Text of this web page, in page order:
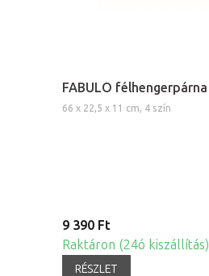
FABULO félhengerpárna
66 x 22,5 x 11 cm, 4 szín
9 390 Ft
Raktáron (24ó kiszállítás)
RÉSZLET